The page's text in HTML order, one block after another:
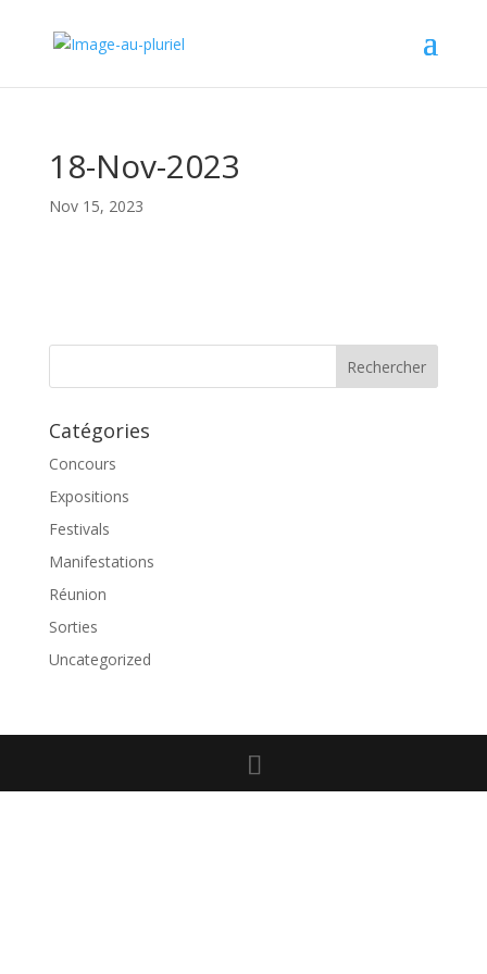
18-Nov-2023
Nov 15, 2023
Catégories
Concours
Expositions
Festivals
Manifestations
Réunion
Sorties
Uncategorized